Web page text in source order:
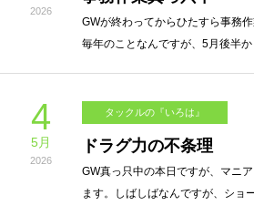
2026
GWが終わってからひたすら事務
毎年のことなんですが、5月後半か
4
5月
2026
タックルの『いろは』
ドラグ力の不条理
GW真っ只中の本日ですが、マニ
ます。しばしばなんですが、ショ